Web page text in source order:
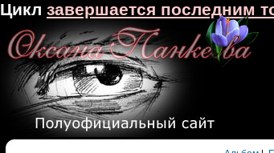
Цикл завершается последним